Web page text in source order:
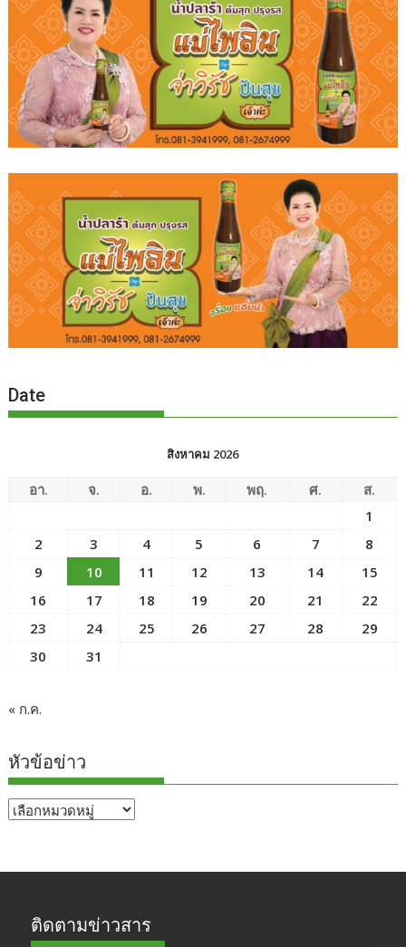
Date
สิงหาคม 2026
อา. จ. อ. พ. พฤ. ศ.
ส.
1
2
3 4 5 6 7
8
9
10 11 12 13 14
15
16
17 18 19 20 21
22
23
24 25 26 27 28
29
30
31
« ก.ค.
หัวข้อข่าว
หัวข้อ
ติดตามข่าวสาร